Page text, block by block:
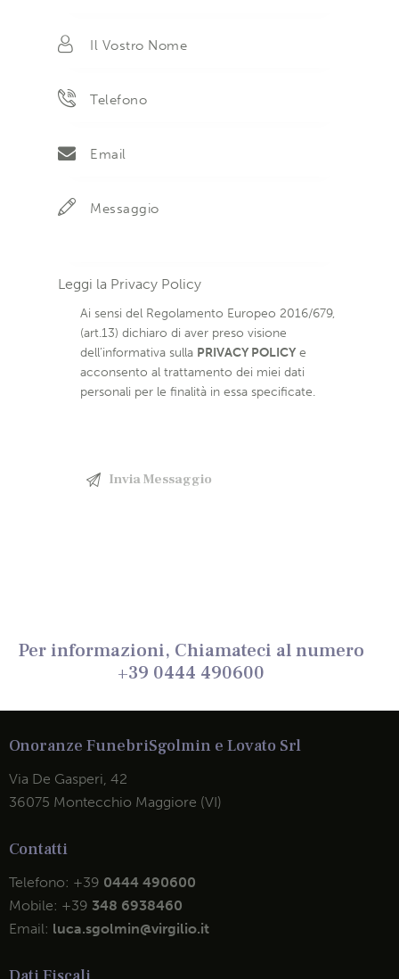
Leggi la Privacy Policy
Ai sensi del Regolamento Europeo 2016/679,
(art.13) dichiaro di aver preso visione
dell’informativa sulla PRIVACY POLICYe
acconsento al trattamento dei miei dati
personali per le finalità in essa specificate.
Per informazioni, Chiamateci al numero
+39 0444 490600
Onoranze FunebriSgolmin e Lovato Srl
Via De Gasperi, 42
36075 Montecchio Maggiore (VI)
Contatti
Telefono: +39 0444 490600
Mobile: +39 348 6938460
Email: luca.sgolmin@virgilio.it